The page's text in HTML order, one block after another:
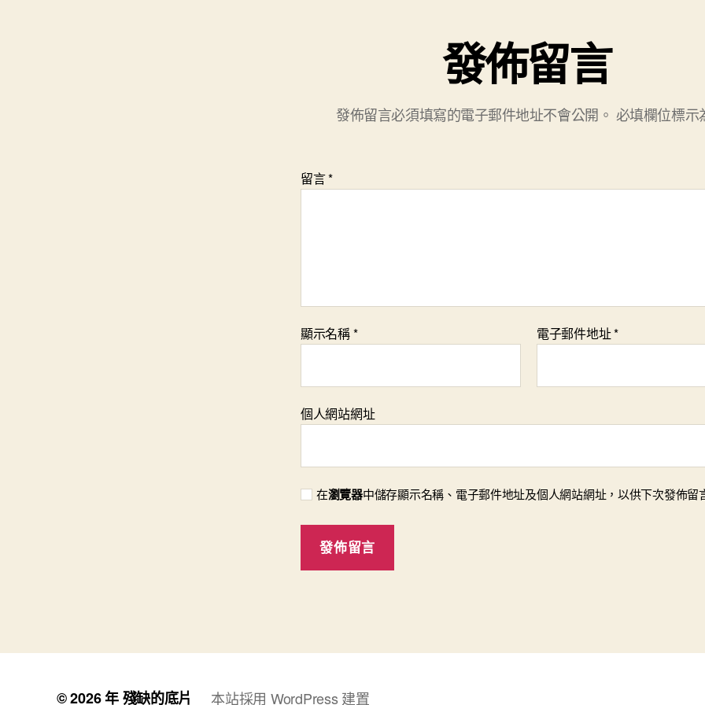
發佈留言
發佈留言必須填寫的電子郵件地址不會公開。 必填欄位標
留言*
顯示名稱* 電子郵件地址*
個人網站網址
在瀏覽器中儲存顯示名稱、電子郵件地址及個人網站網址，以供下次發佈留
© 2026 年殘缺的底片 本站採用 WordPress 建置